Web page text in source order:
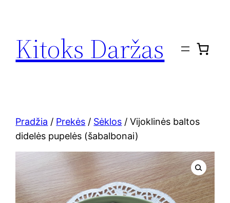
turinio
Kitoks Daržas
Pradžia / Prekės / Sėklos / Vijoklinės baltos
didelės pupelės (šabalbonai)